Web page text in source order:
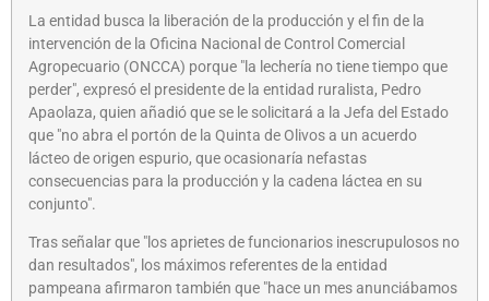
La entidad busca la liberación de la producción y el fin de la
intervención de la Oficina Nacional de Control Comercial
Agropecuario (ONCCA) porque "la lechería no tiene tiempo que
perder", expresó el presidente de la entidad ruralista, Pedro
Apaolaza, quien añadió que se le solicitará a la Jefa del Estado
que "no abra el portón de la Quinta de Olivos a un acuerdo
lácteo de origen espurio, que ocasionaría nefastas
consecuencias para la producción y la cadena láctea en su
conjunto".
Tras señalar que "los aprietes de funcionarios inescrupulosos no
dan resultados", los máximos referentes de la entidad
pampeana afirmaron también que "hace un mes anunciábamos